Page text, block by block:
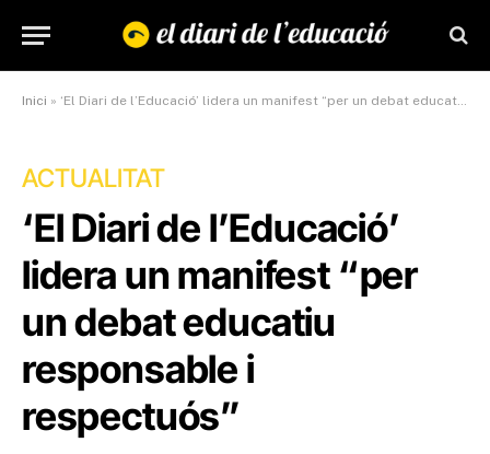
Inici » ‘El Diari de l’Educació’ lidera un manifest “per un debat educatiu responsable i respectuós”
ACTUALITAT
‘El Diari de l’Educació’
lidera un manifest “per
un debat educatiu
responsable i
respectuós”